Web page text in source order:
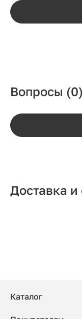
Вопросы (0)
Доставка и
Каталог